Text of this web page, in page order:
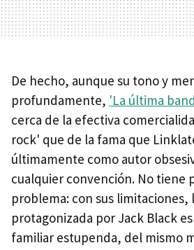
De hecho, aunque su tono y
profundamente, 'La última
cerca de la efectiva
rock' que de la fama que
últimamente como autor
cualquier convención. No tiene
problema: con sus limitaciones,
protagonizada por Jack Black
familiar estupenda, del mismo